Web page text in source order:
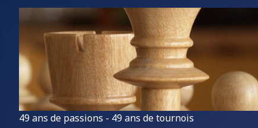
49 ans de passions - 49 ans de tournois